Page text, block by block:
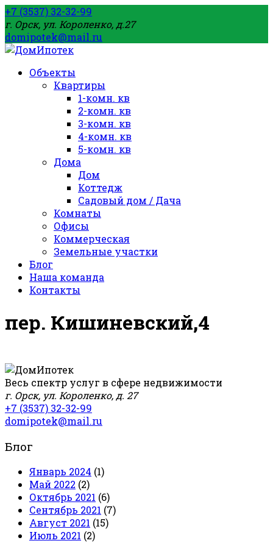
+7 (3537) 32-32-99
г. Орск, ул. Короленко, д.27
domipotek@mail.ru
Объекты
Квартиры
1-комн. кв
2-комн. кв
3-комн. кв
4-комн. кв
5-комн. кв
Дома
Дом
Коттедж
Садовый дом / Дача
Комнаты
Офисы
Коммерческая
Земельные участки
Блог
Наша команда
Контакты
пер. Кишиневский,4
Весь спектр услуг в сфере недвижимости
г. Орск, ул. Короленко, д. 27
+7 (3537) 32-32-99
domipotek@mail.ru
Блог
Январь 2024 (1)
Май 2022 (2)
Октябрь 2021 (6)
Сентябрь 2021 (7)
Август 2021 (15)
Июль 2021 (2)